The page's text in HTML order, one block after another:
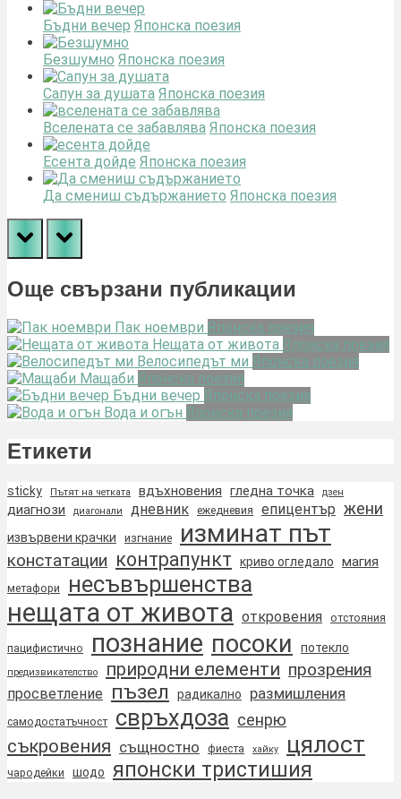
Бъдни вечер Японска поезия
Безшумно Японска поезия
Сапун за душата Японска поезия
Вселената се забавлява Японска поезия
Есента дойде Японска поезия
Да смениш съдържанието Японска поезия
prev next
Още свързани публикации
Пак ноември Японска поезия
Нещата от живота Японска поезия
Велосипедът ми Японска поезия
Мащаби Японска поезия
Бъдни вечер Японска поезия
Вода и огън Японска поезия
Етикети
sticky Пътят на четката вдъхновения гледна точка дзен
диагнози диагонали дневник ежедневия епицентър жени
извървени крачки изгнание изминат път
констатации контрапункт криво огледало магия
метафори несъвършенства
нещата от живота откровения отстояния
пацифистично познание посоки потекло
предизвикателство природни елементи прозрения
просветление пъзел радикално размишления
самодостатъчност свръхдоза сенрю
съкровения същностно фиеста хайку цялост
чародейки шодо
японски тристишия